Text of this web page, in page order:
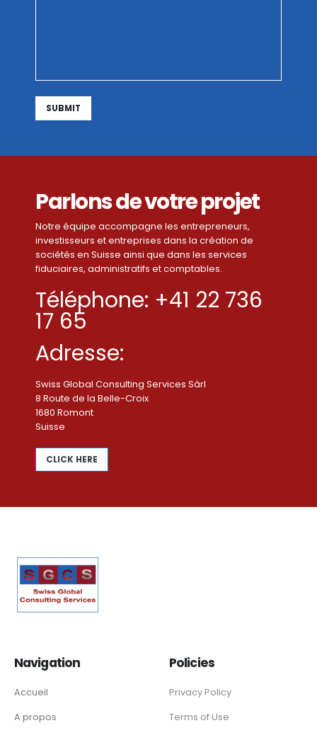
Parlons de votre projet
Notre équipe accompagne les entrepreneurs,
investisseurs et entreprises dans la création de
sociétés en Suisse ainsi que dans les services
fiduciaires, administratifs et comptables.
Téléphone: +41 22 736
17 65
Adresse:
Swiss Global Consulting Services Sàrl
8 Route de la Belle-Croix
1680 Romont
Suisse
CLICK HERE
Navigation
Accueil
A propos
Policies
Privacy Policy
Terms of Use